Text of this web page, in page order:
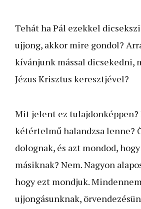
Tehát ha Pál ezekkel
ujjong, akkor mire gondol?
kívánjunk mással dicsekedni,
Jézus Krisztus keresztjével?
Mit jelent ez tulajdonképpen?
kétértelmű halandzsa lenne?
dolognak, és azt mondod,
másiknak? Nem. Nagyon
hogy ezt mondjuk.
ujjongásunknak,